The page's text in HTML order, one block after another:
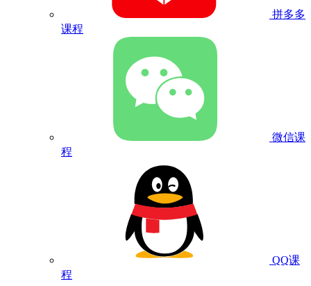
拼多多
课程
微信课
程
QQ课
程